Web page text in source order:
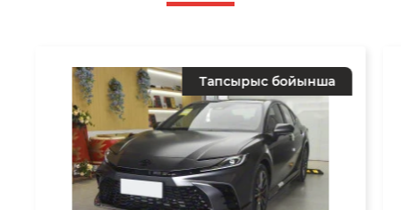
Тапсырыс бойынша